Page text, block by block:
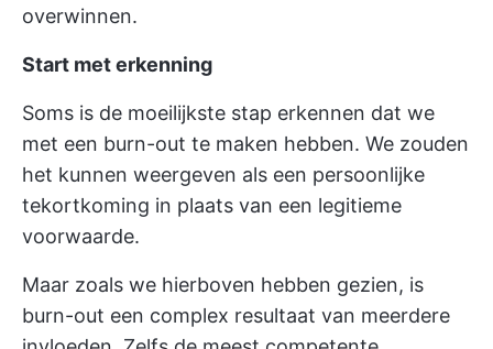
overwinnen.
Start met erkenning
Soms is de moeilijkste stap erkennen dat we
met een burn-out te maken hebben. We zouden
het kunnen weergeven als een persoonlijke
tekortkoming in plaats van een legitieme
voorwaarde.
Maar zoals we hierboven hebben gezien, is
burn-out een complex resultaat van meerdere